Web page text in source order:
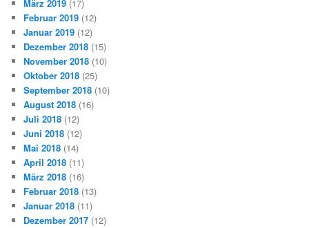
März 2019 (17)
Februar 2019 (12)
Januar 2019 (12)
Dezember 2018 (15)
November 2018 (10)
Oktober 2018 (25)
September 2018 (10)
August 2018 (16)
Juli 2018 (12)
Juni 2018 (12)
Mai 2018 (14)
April 2018 (11)
März 2018 (16)
Februar 2018 (13)
Januar 2018 (11)
Dezember 2017 (12)